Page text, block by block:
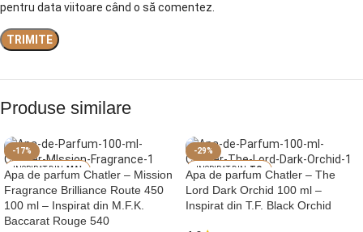
pentru data viitoare când o să comentez.
Produse similare
-17%
MAI
SON FRANCIS KU
RKDJIAN BACCA
RAT ROUGE 540
Apa de parfum Chatler – Mission
Fragrance Brilliance Route 450
100 ml – Inspirat din M.F.K.
Baccarat Rouge 540
-29%
TO
M FORD BLACK O
RCHID
Apa de parfum Chatler – The
Lord Dark Orchid 100 ml –
Inspirat din T.F. Black Orchid